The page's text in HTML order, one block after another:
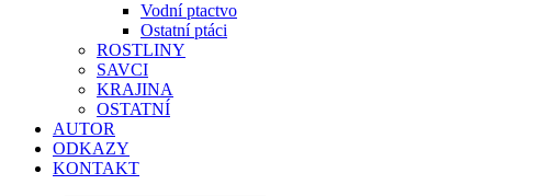
Vodní ptactvo
Ostatní ptáci
ROSTLINY
SAVCI
KRAJINA
OSTATNÍ
AUTOR
ODKAZY
KONTAKT